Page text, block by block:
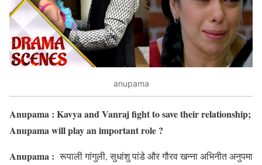
anupama
Anupama : Kavya and Vanraj fight to save their relationship;
Anupama will play an important role ?
Anupama : रूपाली गांगुली, सुधांशु पांडे और गौरव खन्ना अभिनीत अनुपमा